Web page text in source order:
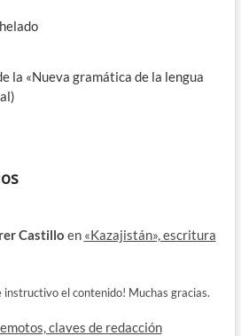
la «Nueva gramática de la lengua
Castillo en «Kazajistán», escritura
instructivo el contenido! Muchas gracias.
claves de redacción